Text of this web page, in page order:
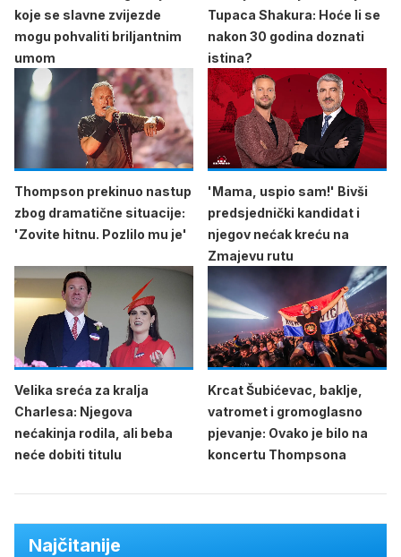
koje se slavne zvijezde
mogu pohvaliti briljantnim
umom
Tupaca Shakura: Hoće li se
nakon 30 godina doznati
istina?
Thompson prekinuo nastup
zbog dramatične situacije:
'Zovite hitnu. Pozlilo mu je'
'Mama, uspio sam!' Bivši
predsjednički kandidat i
njegov nećak kreću na
Zmajevu rutu
Velika sreća za kralja
Charlesa: Njegova
nećakinja rodila, ali beba
neće dobiti titulu
Krcat Šubićevac, baklje,
vatromet i gromoglasno
pjevanje: Ovako je bilo na
koncertu Thompsona
Najčitanije